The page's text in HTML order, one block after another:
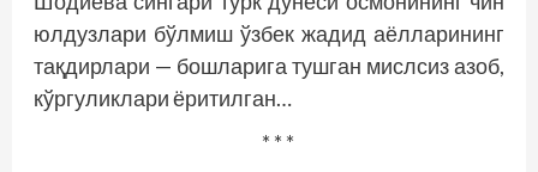
юлдузлари бўлмиш ўзбек жадид аёлларининг
тақдирлари — бошларига тушган мислсиз азоб,
кўргуликлари ёритилган…
* * *